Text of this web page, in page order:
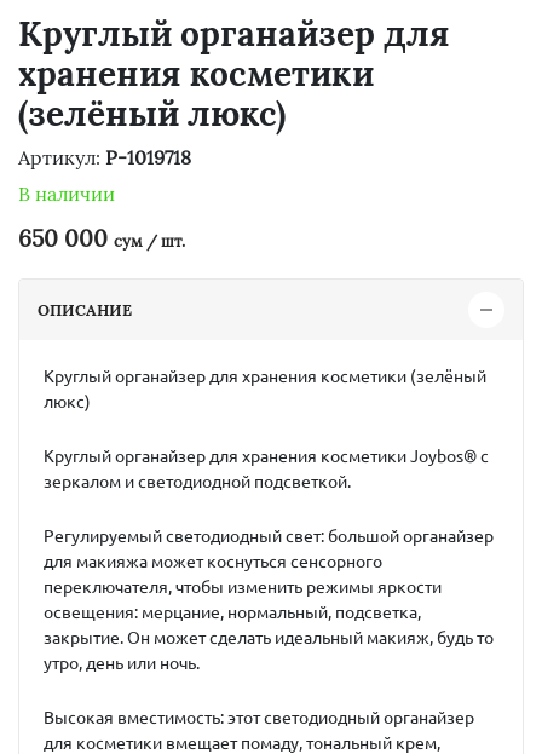
Круглый органайзер для
хранения косметики
(зелёный люкс)
Артикул: P-1019718
В наличии
650 000 сум / шт.
ОПИСАНИЕ
Круглый органайзер для хранения косметики (зелёный
люкс)
Круглый органайзер для хранения косметики Joybos® с
зеркалом и светодиодной подсветкой.
Регулируемый светодиодный свет: большой органайзер
для макияжа может коснуться сенсорного
переключателя, чтобы изменить режимы яркости
освещения: мерцание, нормальный, подсветка,
закрытие. Он может сделать идеальный макияж, будь то
утро, день или ночь.
Высокая вместимость: этот светодиодный органайзер
для косметики вмещает помаду, тональный крем,